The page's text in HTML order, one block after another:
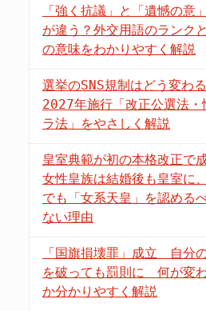
「強く抗議」と「遺憾の意
が違う？外交用語のランク
の意味をわかりやすく解説
選挙のSNS規制はどう変わ
2027年施行「改正公選法・
ラ法」をやさしく解説
皇室典範が初の本格改正で
女性皇族は結婚後も皇室に
でも「女系天皇」を認める
ない理由
「国旗損壊罪」成立 自分
を破っても罰則に 何が変
か分かりやすく解説